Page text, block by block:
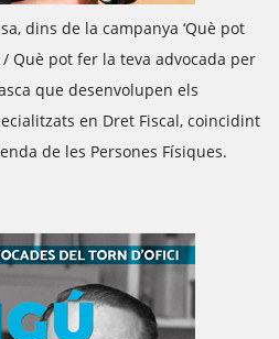
dins de la campanya ‘Què pot
Què pot fer la teva advocada per
que desenvolupen els
en Dret Fiscal, coincidint
de les Persones Físiques.